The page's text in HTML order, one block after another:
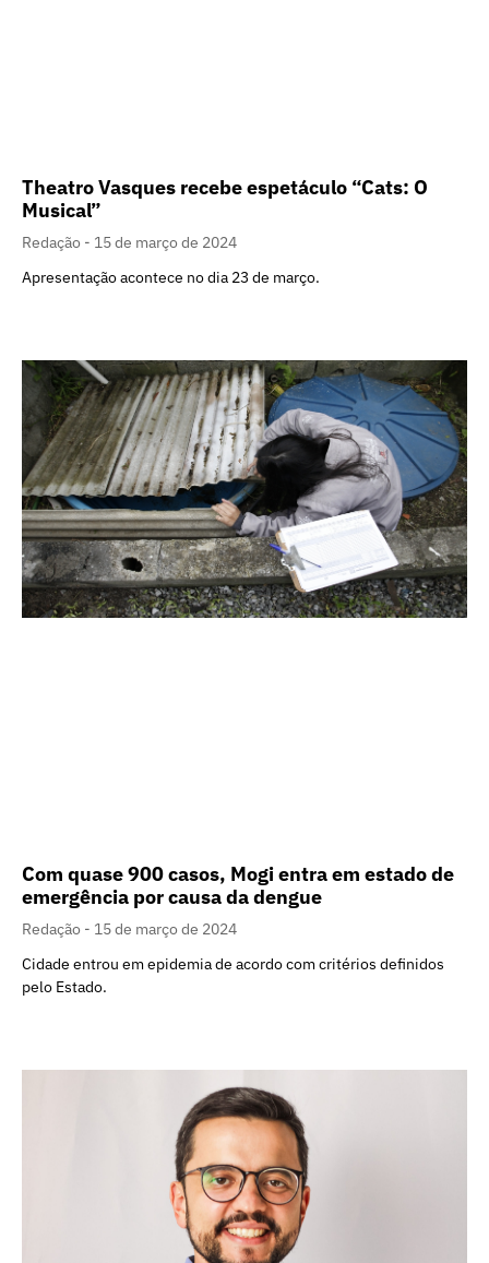
Theatro Vasques recebe espetáculo “Cats: O
Musical”
Redação
15 de março de 2024
Apresentação acontece no dia 23 de março.
Com quase 900 casos, Mogi entra em estado de
emergência por causa da dengue
Redação
15 de março de 2024
Cidade entrou em epidemia de acordo com critérios definidos
pelo Estado.